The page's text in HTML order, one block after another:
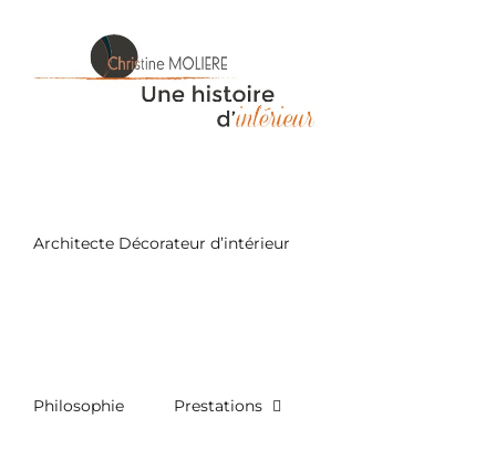
contenu
Architecte Décorateur d’intérieur
Philosophie Prestations